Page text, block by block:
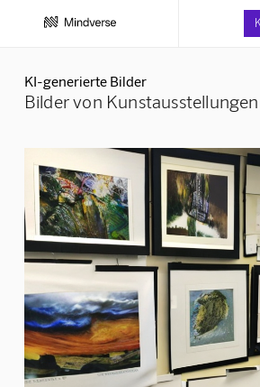
KI-generierte Bilder
Bilder von Kunstausstellungen